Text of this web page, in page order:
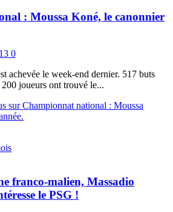
: Moussa Koné, le canonnier
0
achevée le week-end dernier. 517 buts
joueurs ont trouvé le...
sur Championnat national : Moussa
franco-malien, Massadio
le PSG !